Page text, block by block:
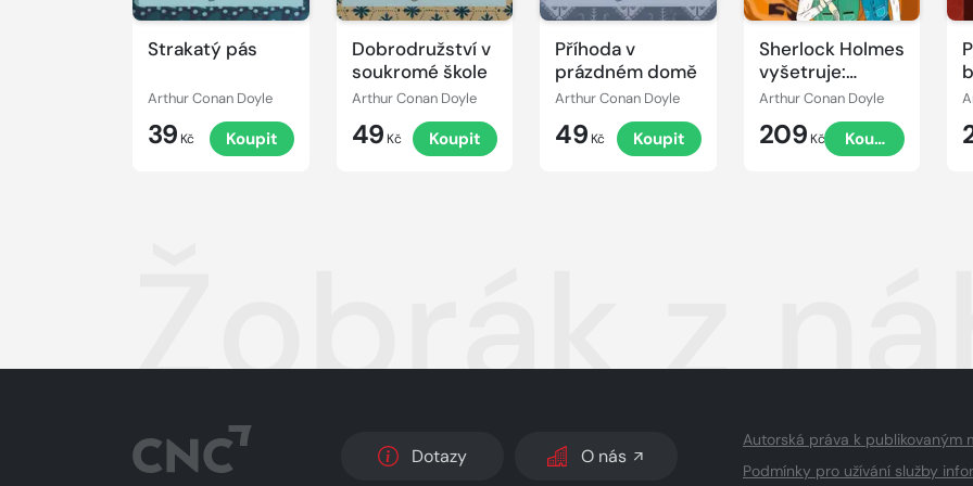
Strakatý pás
Arthur Conan Doyle
39 Kč Koupit
Dobrodružství v
soukromé škole
Arthur Conan Doyle
49 Kč Koupit
Příhoda v
prázdném domě
Arthur Conan Doyle
49 Kč Koupit
Sherlock Holmes
vyšetruje:
Diablovo
Arthur Conan Doyle
209 Kč Koupit
Žobrák z
Dotazy O nás
Autorská práva k publikovaným
Podmínky pro užívání služby